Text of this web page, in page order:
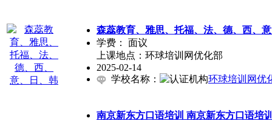
森蕊教育、雅思、托福、法、德、西、
学费： 面议
上课地点：环球培训网优化部
2025-02-14
学校名称：
环球培训网优
南京新东方口语培训 南京新东方口语培